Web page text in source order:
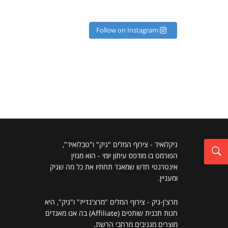
Follow on Instagram
גיקלואיד - צירוף המלים "גיק" ו"טבלואיד",
הפורמט בו מודפס עיתון יומי - הוא מגזין
אינטרנטי חדש שמאגד תחתיו את כל מה שגיק
ומעניין.
מרצ'ן-גיק - צירוף המלים "מרצ'נדייז" ו"גיק", היא
חנות תכנית שותפים (Affiliate) בה אנו מאגדים
מוצרים מגניבים מרחבי הרשת.